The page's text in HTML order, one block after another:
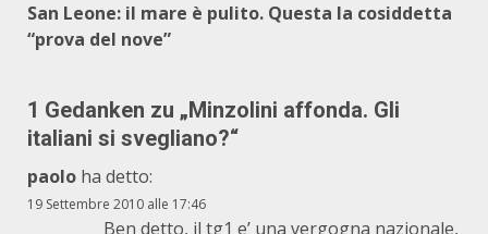
San Leone: il mare è pulito. Questa la cosiddetta
“prova del nove”
1 Gedanken zu „Minzolini affonda. Gli
italiani si svegliano?“
paolo ha detto:
19 Settembre 2010 alle 17:46
Ben detto, il tg1 e’ una vergogna nazionale,